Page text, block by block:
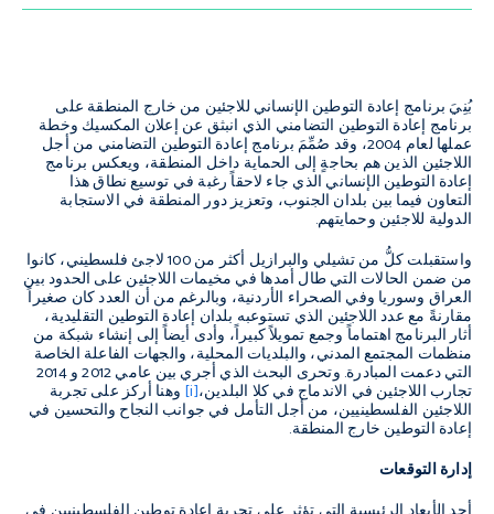
بُنِيَ برنامج إعادة التوطين الإنساني للاجئين من خارج المنطقة على
برنامج إعادة التوطين التضامني الذي انبثق عن إعلان المكسيك وخطة
عملها لعام 2004، وقد صُمِّمَ برنامج إعادة التوطين التضامني من أجل
اللاجئين الذين هم بحاجةٍ إلى الحماية داخل المنطقة، ويعكس برنامج
إعادة التوطين الإنساني الذي جاء لاحقاً رغبة في توسيع نطاق هذا
التعاون فيما بين بلدان الجنوب، وتعزيز دور المنطقة في الاستجابة
الدولية للاجئين وحمايتهم.
واستقبلت كلُّ من تشيلي والبرازيل أكثر من 100 لاجئ فلسطيني، كانوا
من ضمن الحالات التي طال أمدها في مخيمات اللاجئين على الحدود بين
العراق وسوريا وفي الصحراء الأردنية، وبالرغم من أن العدد كان صغيراً
مقارنةً مع عدد اللاجئين الذي تستوعبه بلدان إعادة التوطين التقليدية،
أثار البرنامج اهتماماً وجمع تمويلاً كبيراً، وأدى أيضاً إلى إنشاء شبكة من
منظمات المجتمع المدني، والبلديات المحلية، والجهات الفاعلة الخاصة
التي دعمت المبادرة. وتحرى البحث الذي أجري بين عامي 2012 و 2014
تجارب اللاجئين في الاندماج في كلا البلدين،[i] وهنا أركز على تجربة
اللاجئين الفلسطينيين، من أجل التأمل في جوانب النجاح والتحسين في
إعادة التوطين خارج المنطقة.
إدارة التوقعات